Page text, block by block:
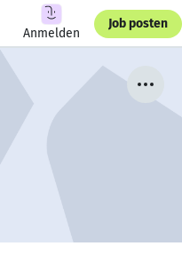
Anmelden
Job posten